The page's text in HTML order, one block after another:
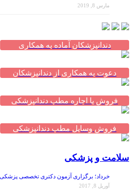
مارس 8, 2019
دندانپزشکان آماده به همکاری
دعوت به همکاری از دندانپزشکان
فروش یا اجاره مطب دندانپزشکی
فروش وسایل مطب دندانپزشکی
سلامت و پزشکی
خرداد؛ برگزاری آزمون دکتری تخصصی پزشکی در ۸
آوریل 8, 2017